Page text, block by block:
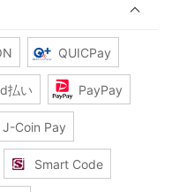
QUICPay
d払い PayPay
J-Coin Pay
Smart Code